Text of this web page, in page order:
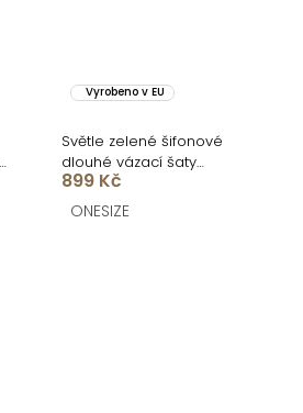
Vyrobeno v EU
Světle zelené šifonové
dlouhé vázací šaty
VIONELA
899 Kč
ONESIZE